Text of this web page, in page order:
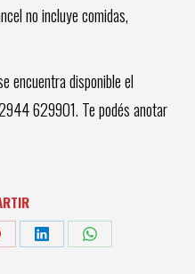
no incluye comidas,
encuentra disponible el
629901. Te podés anotar
Share
Share